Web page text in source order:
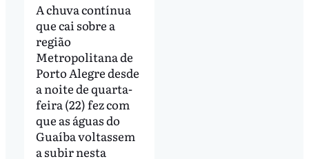
A chuva contínua
que cai sobre a
região
Metropolitana de
Porto Alegre desde
a noite de quarta-
feira (22) fez com
que as águas do
Guaíba voltassem
a subir nesta